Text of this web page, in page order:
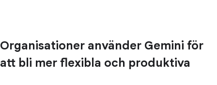
Organisationer använder Gemini för
att bli mer flexibla och produktiva